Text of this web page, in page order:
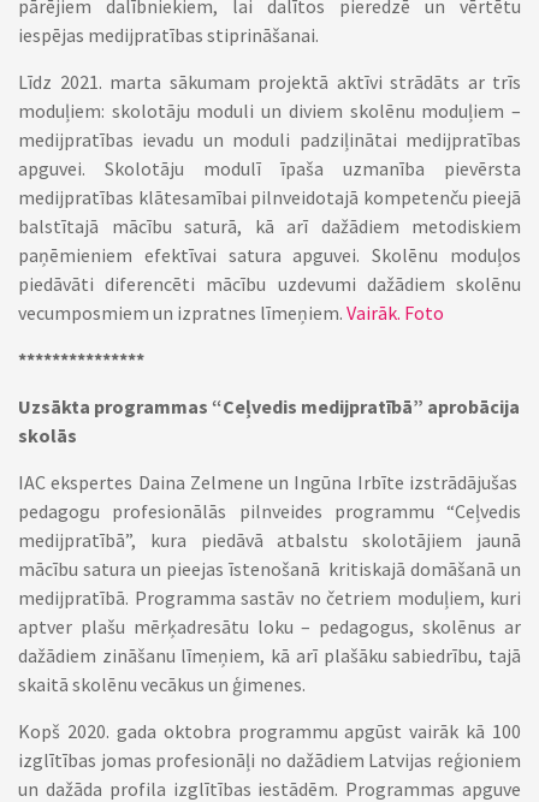
pārējiem dalībniekiem, lai dalītos pieredzē un vērtētu
iespējas medijpratības stiprināšanai.
Līdz 2021. marta sākumam projektā aktīvi strādāts ar trīs
moduļiem: skolotāju moduli un diviem skolēnu moduļiem –
medijpratības ievadu un moduli padziļinātai medijpratības
apguvei. Skolotāju modulī īpaša uzmanība pievērsta
medijpratības klātesamībai pilnveidotajā kompetenču pieejā
balstītajā mācību saturā, kā arī dažādiem metodiskiem
paņēmieniem efektīvai satura apguvei. Skolēnu moduļos
piedāvāti diferencēti mācību uzdevumi dažādiem skolēnu
vecumposmiem un izpratnes līmeņiem. Vairāk. Foto
***************
Uzsākta programmas “Ceļvedis medijpratībā” aprobācija
skolās
IAC ekspertes Daina Zelmene un Ingūna Irbīte izstrādājušas
pedagogu profesionālās pilnveides programmu “Ceļvedis
medijpratībā”, kura piedāvā atbalstu skolotājiem jaunā
mācību satura un pieejas īstenošanā kritiskajā domāšanā un
medijpratībā. Programma sastāv no četriem moduļiem, kuri
aptver plašu mērķadresātu loku – pedagogus, skolēnus ar
dažādiem zināšanu līmeņiem, kā arī plašāku sabiedrību, tajā
skaitā skolēnu vecākus un ģimenes.
Kopš 2020. gada oktobra programmu apgūst vairāk kā 100
izglītības jomas profesionāļi no dažādiem Latvijas reģioniem
un dažāda profila izglītības iestādēm. Programmas apguve